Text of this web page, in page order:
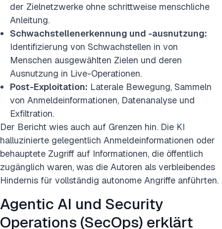
der Zielnetzwerke ohne schrittweise menschliche
Anleitung.
Schwachstellenerkennung und -ausnutzung:
Identifizierung von Schwachstellen in von
Menschen ausgewählten Zielen und deren
Ausnutzung in Live-Operationen.
Post-Exploitation: Laterale Bewegung, Sammeln
von Anmeldeinformationen, Datenanalyse und
Exfiltration.
Der Bericht wies auch auf Grenzen hin. Die KI
halluzinierte gelegentlich Anmeldeinformationen oder
behauptete Zugriff auf Informationen, die öffentlich
zugänglich waren, was die Autoren als verbleibendes
Hindernis für vollständig autonome Angriffe anführten.
Agentic AI und Security
Operations (SecOps) erklärt